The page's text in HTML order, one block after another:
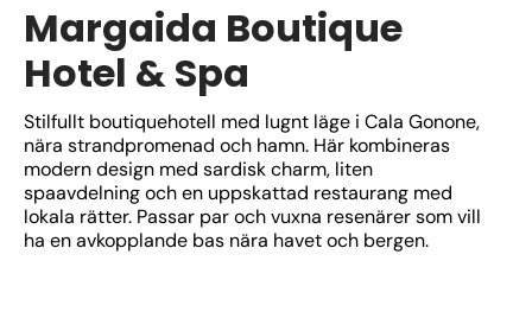
Margaida Boutique
Hotel & Spa
Stilfullt boutiquehotell med lugnt läge i Cala Gonone,
nära strandpromenad och hamn. Här kombineras
modern design med sardisk charm, liten
spaavdelning och en uppskattad restaurang med
lokala rätter. Passar par och vuxna resenärer som vill
ha en avkopplande bas nära havet och bergen.